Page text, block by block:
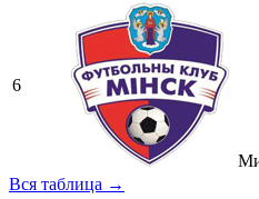
6
Вся таблица →